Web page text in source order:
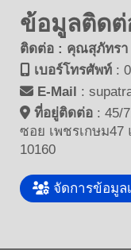
ข้อมูลติดต่
ติดต่อ : คุณสุภัทร
เบอร์โทรศัพท์ :
E-Mail :
ที่อยู่ติดต่อ : 45/
ซอย เพชรเกษม
10160
จัดการข้อมูล